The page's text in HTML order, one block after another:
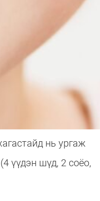
нь ургаж
үүдэн шүд, 2 соёо,